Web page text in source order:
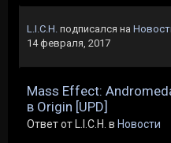
L.I.C.H. подписался на
14 февраля, 2017
Mass Effect:
в Origin [UPD]
Ответ от L.I.C.H. в Новости